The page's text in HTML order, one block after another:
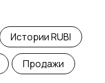
Истории RUBI
Продажи